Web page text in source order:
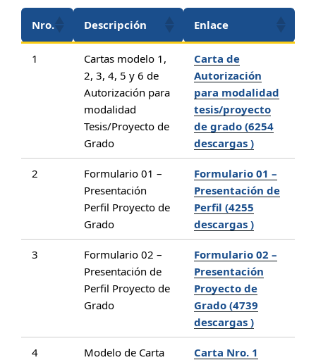
Nro. Descripción Enlace
1
Cartas modelo 1,
2, 3, 4, 5 y 6 de
Autorización para
modalidad
Tesis/Proyecto de
Grado
Carta de
Autorización
para modalidad
tesis/proyecto
de grado (6254
descargas )
2
Formulario 01 –
Presentación
Perfil Proyecto de
Grado
Formulario 01 –
Presentación de
Perfil (4255
descargas )
3
Formulario 02 –
Presentación de
Perfil Proyecto de
Grado
Formulario 02 –
Presentación
Proyecto de
Grado (4739
descargas )
4
Modelo de Carta
Carta Nro. 1